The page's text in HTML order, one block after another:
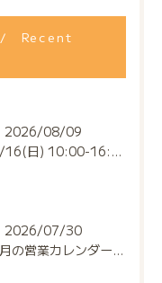
Recent
2026/08/09
8/16(日) 10:00-16:00
2026/07/30
8月の営業カレンダー📅でっっっす‼️